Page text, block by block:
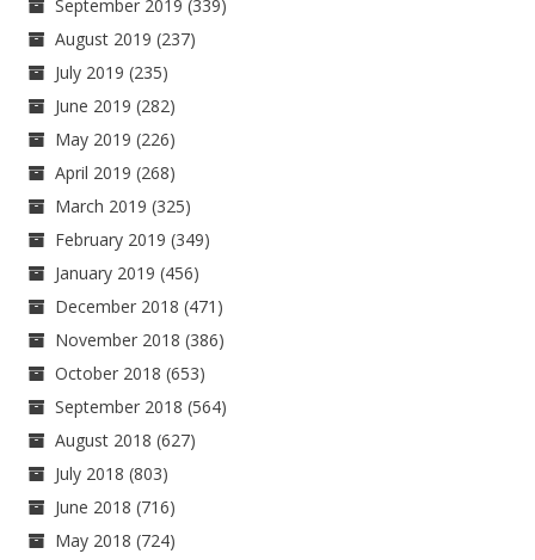
September 2019 (339)
August 2019 (237)
July 2019 (235)
June 2019 (282)
May 2019 (226)
April 2019 (268)
March 2019 (325)
February 2019 (349)
January 2019 (456)
December 2018 (471)
November 2018 (386)
October 2018 (653)
September 2018 (564)
August 2018 (627)
July 2018 (803)
June 2018 (716)
May 2018 (724)